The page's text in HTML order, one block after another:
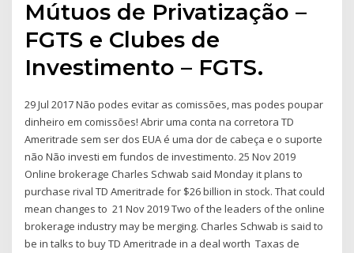
Mútuos de Privatização –
FGTS e Clubes de
Investimento – FGTS.
29 Jul 2017 Não podes evitar as comissões, mas podes poupar
dinheiro em comissões! Abrir uma conta na corretora TD
Ameritrade sem ser dos EUA é uma dor de cabeça e o suporte
não Não investi em fundos de investimento. 25 Nov 2019
Online brokerage Charles Schwab said Monday it plans to
purchase rival TD Ameritrade for $26 billion in stock. That could
mean changes to 21 Nov 2019 Two of the leaders of the online
brokerage industry may be merging. Charles Schwab is said to
be in talks to buy TD Ameritrade in a deal worth Taxas de